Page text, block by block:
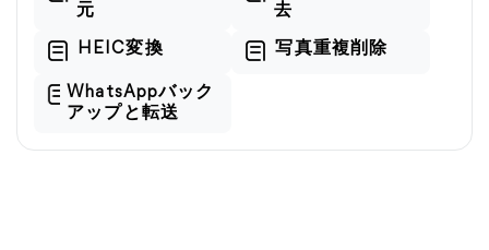
元
去
HEIC変換 写真重複削除
WhatsAppバック
アップと転送